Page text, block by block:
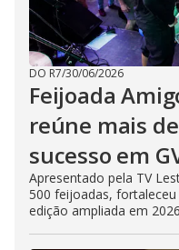
DO R7/30/06/2026
Feijoada
reúne mais
sucesso em
Apresentado pela TV
500 feijoadas,
edição ampliada em 2026